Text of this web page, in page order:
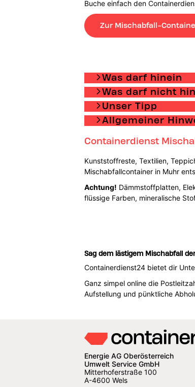
Buche einfach den
Zur Mischabfall-
Was darf hinein
Was darf nicht
Unser Tipp
Allgemeiner
Containerdienst
Kunststoffreste, Textilien,
Mischabfallcontainer in Muhr
Achtung! Dämmstoffplatten,
flüssige Farben, mineralische
Sag dem lästigem Mischabfall
Containerdienst24 bietet dir
Ganz simpel online die
Aufstellung und pünktliche
Energie AG Oberösterreich
Umwelt Service GmbH
Mitterhoferstraße 100
A-4600 Wels